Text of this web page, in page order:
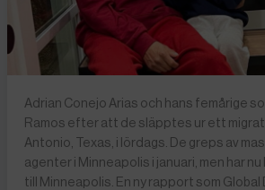
Adrian Conejo Arias och hans femårige
Ramos efter att de släpptes ur ett
Antonio, Texas, i lördags. De greps av
agenter i Minneapolis i januari, men har
till Minneapolis. En ny rapport som